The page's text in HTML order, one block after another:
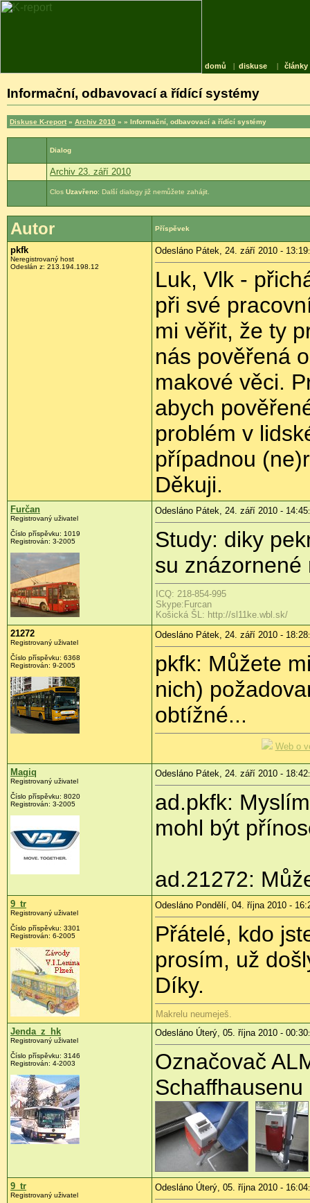
domů | diskuse | články
Informační, odbavovací a řídící systémy
Diskuse K-report » Archiv 2010 » » Informační, odbavovací a řídící systémy
Dialog
Archiv 23. září 2010
Uzavřeno: Další dialogy již nemůžete zahájit.
Autor Příspěvek
pkfk
Neregistrovaný host
Odeslán z: 213.194.198.12
Odesláno Pátek, 24. září 2010 - 13:19
Luk, Vlk -
při své
mi věřit, že ty
nás pověřená
makové věci.
abych
problém v
případnou
Děkuji.
Furčan
Registrovaný uživatel
Číslo příspěvku: 1019
Registrován: 3-2005
Odesláno Pátek, 24. září 2010 - 14:45
Study: diky
su znázornené
ICQ: 218-854-995
Skype:Furcan
Košická ŠL: http://sl11ke.wbl.sk/
21272
Registrovaný uživatel
Číslo příspěvku: 6368
Registrován: 9-2005
Odesláno Pátek, 24. září 2010 - 18:28
pkfk: Můžete
nich)
obtížné...
Web o
Magiq
Registrovaný uživatel
Číslo příspěvku: 8020
Registrován: 3-2005
Odesláno Pátek, 24. září 2010 - 18:42
ad.pkfk:
mohl být
ad.21272:
9_tr
Registrovaný uživatel
Číslo příspěvku: 3301
Registrován: 6-2005
Odesláno Pondělí, 04. října 2010 -
Přátelé, kdo
prosím, už
Díky.
Makrelu neumeješ.
Jenda_z_hk
Registrovaný uživatel
Číslo příspěvku: 3146
Registrován: 4-2003
Odesláno Úterý, 05. října 2010 - 00:30
Označovač
Schaffhausenu
9_tr
Registrovaný uživatel
Odesláno Úterý, 05. října 2010 - 16:04